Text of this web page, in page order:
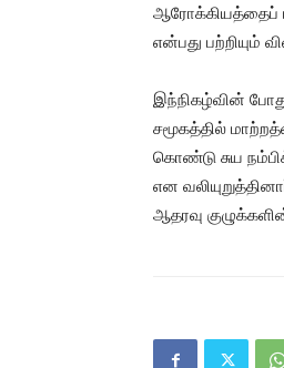
ஆரோக்கியத்தைப்
என்பது பற்றியும்
இந்நிகழ்வின்
சமூகத்தில்
கொண்டு சுய
என
ஆதரவு